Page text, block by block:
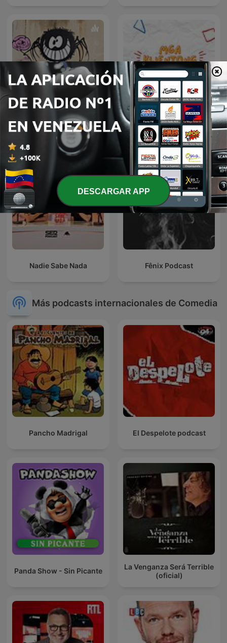
Chistes Mga Kwentong Burnout
Nadie Sabe Nada Fênix Podcast
Más podcasts internacionales de Comedia
Pancho Madrigal El Despelote podcast
Panda Show - Sin Picante
La Venganza Será Terrible
(oficial)
DESCARGAR APP